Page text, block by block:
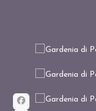
content
Facebook